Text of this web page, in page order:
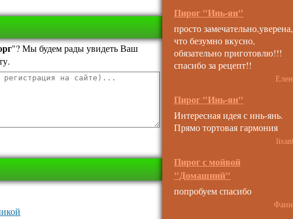
"? Мы будем рады увидеть Ваш
Пирог "Инь-ян"
просто замечательно,уверена,
что безумно вкусно,
обязательно приготовлю!!!
спасибо за рецепт!!
Пирог "Инь-ян"
Интересная идея с инь-янь.
Прямо тортовая гармония
Пирог с мойвой
"Домашний"
попробуем спасибо